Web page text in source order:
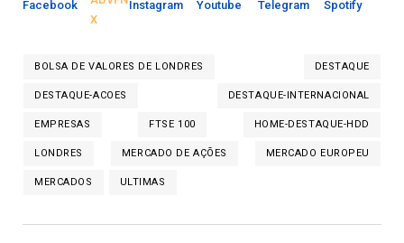
BOLSA DE VALORES DE LONDRES DESTAQUE
DESTAQUE-ACOES DESTAQUE-INTERNACIONAL
EMPRESAS FTSE 100 HOME-DESTAQUE-HDD
LONDRES MERCADO DE AÇÕES MERCADO EUROPEU
MERCADOS ULTIMAS